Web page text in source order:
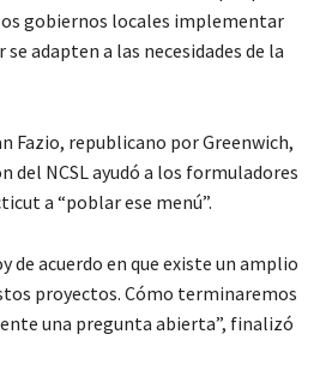
gobiernos locales implementar
adapten a las necesidades de la
Fazio, republicano por Greenwich,
del NCSL ayudó a los formuladores
a “poblar ese menú”.
de acuerdo en que existe un amplio
proyectos. Cómo terminaremos
una pregunta abierta”, finalizó